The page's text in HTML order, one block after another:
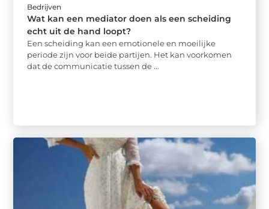
Bedrijven
Wat kan een mediator doen als een scheiding
echt uit de hand loopt?
Een scheiding kan een emotionele en moeilijke
periode zijn voor beide partijen. Het kan voorkomen
dat de communicatie tussen de ...